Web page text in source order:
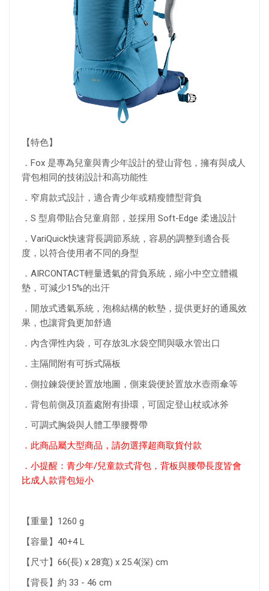
【特色】
．Fox 是專為兒童與青少年設計的登山背包，擁有與成人
背包相同的技術設計和高功能性
．窄肩款式設計，適合青少年或精瘦體型背負
．S 型肩帶貼合兒童肩部，並採用 Soft-Edge 柔邊設計
．VariQuick快速背長調節系統，容易的調整到適合長
度，以符合使用者不同的身型
．AIRCONTACT輕量透氣的背負系統，縮小中空立體襯
墊，可減少15%的出汗
．開放式透氣系統，泡棉結構的軟墊，提供更好的通風效
果，也讓背負更加舒適
．內含彈性內袋，可存放3L水袋空間與吸水管出口
．主隔間附有可拆式隔板
．側拉鍊袋便於置放地圖，側束袋便於置放水壺雨傘等
．背包前側及頂蓋處附有掛環，可固定登山杖或冰斧
．可調式胸袋與人體工學腰臀帶
．此商品屬大型商品，請勿選擇超商取貨付款
．小提醒：青少年/兒童款式背包，背板與腰帶長度皆會
比成人款背包短小
【重量】1260 g
【容量】40+4 L
【尺寸】66(長) x 28寬) x 25.4(深) cm
【背長】約 33 - 46 cm